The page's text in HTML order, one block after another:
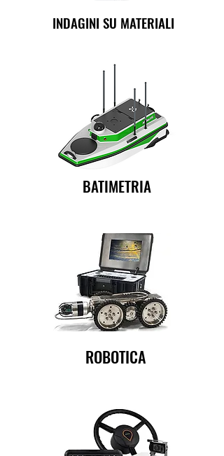
INDAGINI SU MATERIALI
BATIMETRIA
ROBOTICA